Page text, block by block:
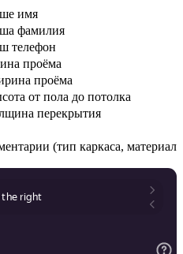
имя
фамилия
телефон
проёма
проёма
от пола до потолка
перекрытия
(тип каркаса, материал